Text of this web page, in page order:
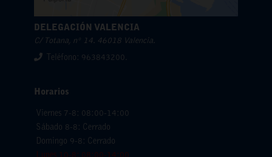
DELEGACIÓN VALENCIA
C/ Totana, nº 14. 46018 Valencia.
Teléfono: 963843200.
Horarios
Viernes 7-8: 08:00-14:00
Sábado 8-8: Cerrado
Domingo 9-8: Cerrado